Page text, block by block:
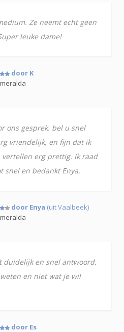
Ze neemt echt geen
leuke dame!
door K
ons gesprek. bel u snel
vriendelijk, en fijn dat ik
erg prettig. Ik raad
snel en bedankt Enya.
door Enya (uit Vaalbeek)
duidelijk en snel antwoord.
en niet wat je wil
door Es